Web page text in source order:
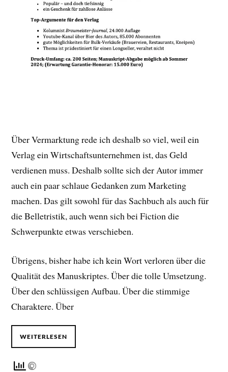
Über Vermarktung rede ich deshalb so viel, weil ein
Verlag ein Wirtschaftsunternehmen ist, das Geld
verdienen muss. Deshalb sollte sich der Autor immer
auch ein paar schlaue Gedanken zum Marketing
machen. Das gilt sowohl für das Sachbuch als auch für
die Belletristik, auch wenn sich bei Fiction die
Schwerpunkte etwas verschieben.
Übrigens, bisher habe ich kein Wort verloren über die
Qualität des Manuskriptes. Über die tolle Umsetzung.
Über den schlüssigen Aufbau. Über die stimmige
Charaktere. Über
WEITERLESEN